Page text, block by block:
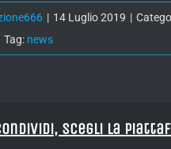
| 14 Luglio 2019 |
Tag: news
Scegli la